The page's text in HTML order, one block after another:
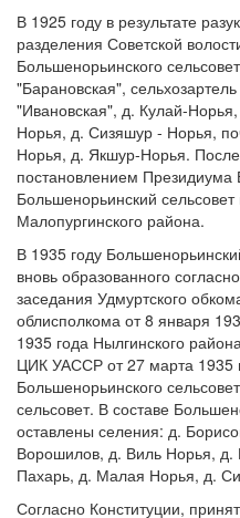
В 1925 году в результате
разделения Советской
Большенорьинского
"Барановская",
"Ивановская", д. Кулай-
Норья, д. Сизяшур - Норья,
Норья, д. Якшур-Норья. После
постановлением
Большенорьинский
Малопургинского района.
В 1935 году
вновь образованного
заседания Удмуртского
облисполкома от 8 января
1935 года Нылгинского
ЦИК УАССР от 27 марта 1935
Большенорьинского
сельсовет. В составе
оставлены селения: д.
Ворошилов, д. Виль Норья, д.
Пахарь, д. Малая Норья, д.
Согласно Конституции,